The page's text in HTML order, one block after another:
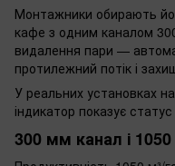
Монтажники обирають
кафе з одним каналом
видалення пари —
протилежний потік і
У реальних установках на
індикатор показує статус
300 мм канал і